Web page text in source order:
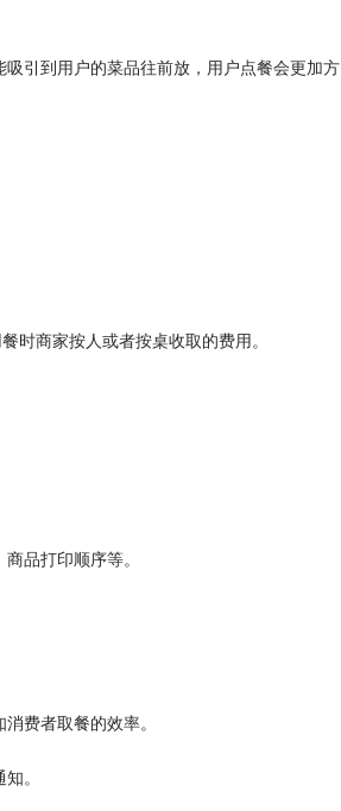
引到用户的菜品往前放，用户点餐会更加方
时商家按人或者按桌收取的费用。
品打印顺序等。
费者取餐的效率。
。